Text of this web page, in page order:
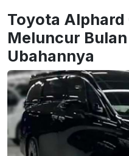
Toyota Alphard
Meluncur
Ubahannya